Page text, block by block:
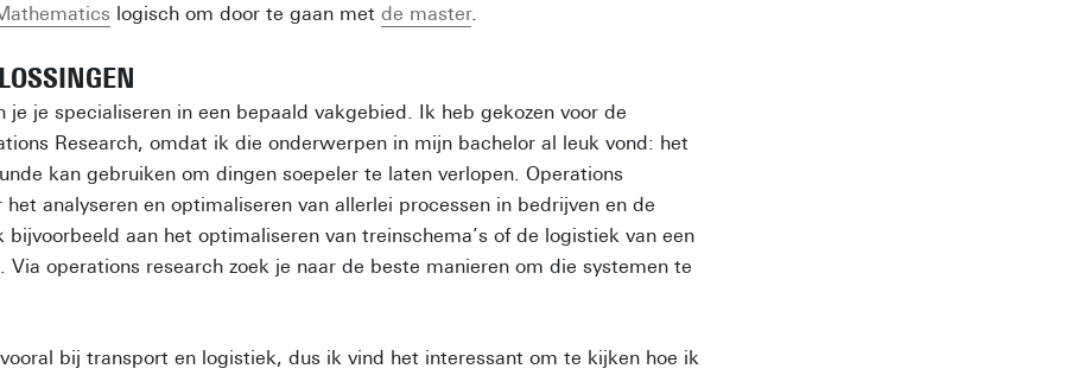
logisch om door te gaan met de master.
je je specialiseren in een bepaald vakgebied. Ik heb gekozen voor de
Research, omdat ik die onderwerpen in mijn bachelor al leuk vond: het
kan gebruiken om dingen soepeler te laten verlopen. Operations
het analyseren en optimaliseren van allerlei processen in bedrijven en de
bijvoorbeeld aan het optimaliseren van treinschema’s of de logistiek van een
operations research zoek je naar de beste manieren om die systemen te
bij transport en logistiek, dus ik vind het interessant om te kijken hoe ik